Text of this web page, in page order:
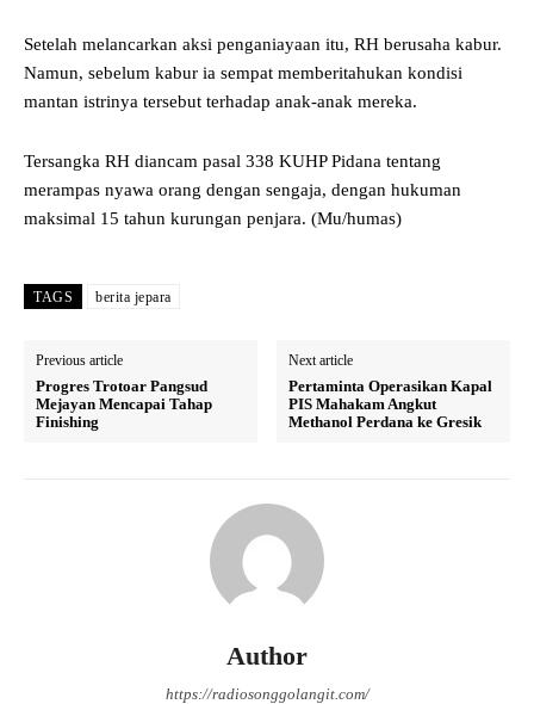
Setelah melancarkan aksi penganiayaan itu, RH berusaha kabur.
Namun, sebelum kabur ia sempat memberitahukan kondisi
mantan istrinya tersebut terhadap anak-anak mereka.
Tersangka RH diancam pasal 338 KUHP Pidana tentang
merampas nyawa orang dengan sengaja, dengan hukuman
maksimal 15 tahun kurungan penjara. (Mu/humas)
TAGS berita jepara
Previous article
Progres Trotoar Pangsud
Mejayan Mencapai Tahap
Finishing
Next article
Pertaminta Operasikan Kapal
PIS Mahakam Angkut
Methanol Perdana ke Gresik
Author
https://radiosonggolangit.com/